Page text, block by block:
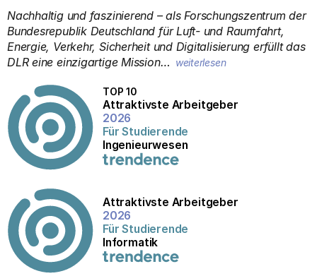
Soziale Verantwortung
Chancengleichheit
Work-Life-Balance
Hohes Gehalt
Internationalität
Beliebte Unternehmen.
Interviews
Nachhaltig und faszinierend – als Forschungszentrum der
Bundesrepublik Deutschland für Luft- und Raumfahrt,
Energie, Verkehr, Sicherheit und Digitalisierung erfüllt das
DLR eine einzigartige Mission… weiterlesen
TOP 10
Attraktivste Arbeitgeber
2026
Für Studierende
Ingenieurwesen
Attraktivste Arbeitgeber
2026
Für Studierende
Informatik